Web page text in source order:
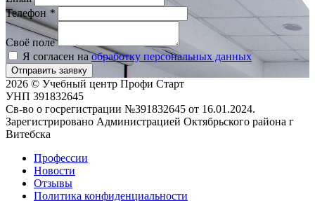
Телефон *
Своё поле
Я согласен наобработку персональных данных
Отправить заявку
2026 © Учебный центр Профи Старт
УНП 391832645
Св-во о госрегистрации №391832645 от 16.01.2024.
Зарегистрировано Администрацией Октябрьского района г
Витебска
Профессии
Новости
Отзывы
Политика конфиденциальности